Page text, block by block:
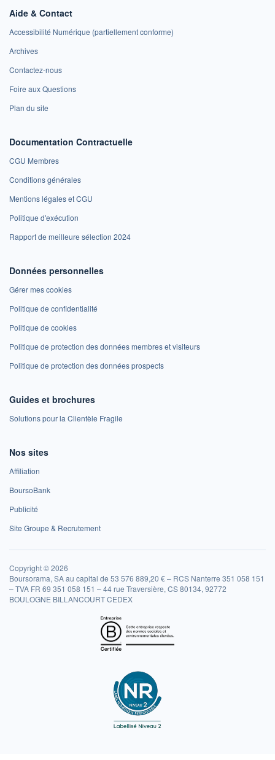
Aide & Contact
Accessibilité Numérique (partiellement conforme)
Archives
Contactez-nous
Foire aux Questions
Plan du site
Documentation Contractuelle
CGU Membres
Conditions générales
Mentions légales et CGU
Politique d'exécution
Rapport de meilleure sélection 2024
Données personnelles
Gérer mes cookies
Politique de confidentialité
Politique de cookies
Politique de protection des données membres et visiteurs
Politique de protection des données prospects
Guides et brochures
Solutions pour la Clientèle Fragile
Nos sites
Affiliation
BoursoBank
Publicité
Site Groupe & Recrutement
Copyright © 2026
Boursorama, SA au capital de 53 576 889,20 € – RCS Nanterre 351 058 151
– TVA FR 69 351 058 151 – 44 rue Traversière, CS 80134, 92772
BOULOGNE BILLANCOURT CEDEX